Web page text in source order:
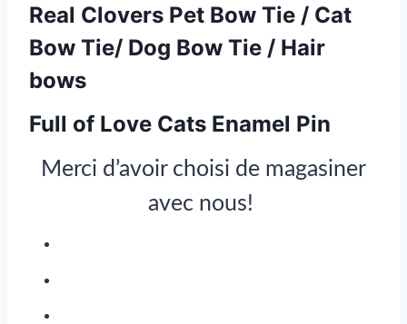
Real Clovers Pet Bow Tie / Cat
Bow Tie/ Dog Bow Tie / Hair
bows
Full of Love Cats Enamel Pin
Merci d’avoir choisi de magasiner
avec nous!